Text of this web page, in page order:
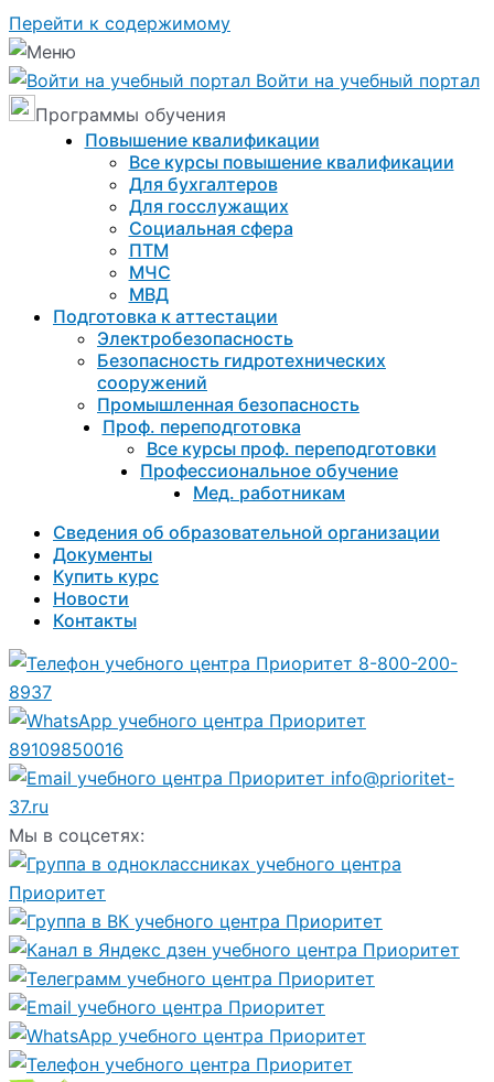
Перейти к содержимому
Войти на учебный портал
Программы обучения
Повышение квалификации
Все курсы повышение квалификации
Для бухгалтеров
Для госслужащих
Социальная сфера
ПТМ
МЧС
МВД
Подготовка к aттестации
Электробезопасность
Безопасность гидротехнических
сооружений
Промышленная безопасность
Проф. переподготовка
Все курсы проф. переподготовки
Профессиональное обучение
Мед. работникам
Сведения об образовательной организации
Документы
Купить курс
Новости
Контакты
8-800-200-
8937
89109850016
info@prioritet-
37.ru
Мы в соцсетях: